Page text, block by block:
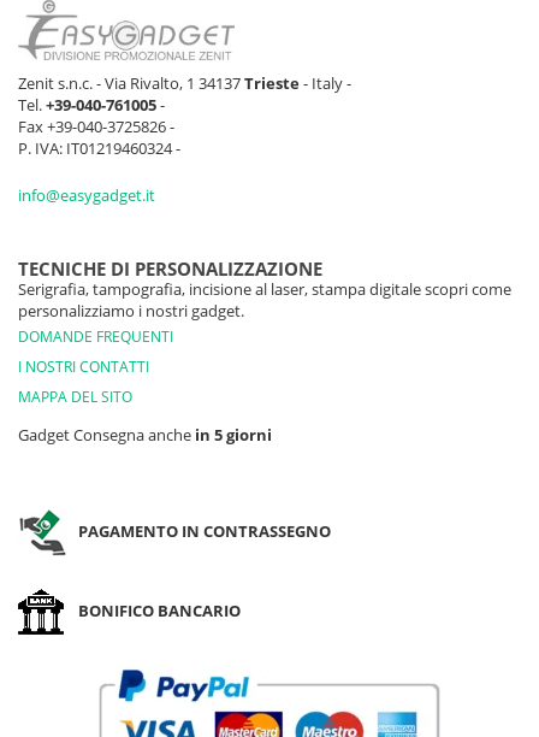
Zenit s.n.c. - Via Rivalto, 1 34137Trieste- Italy -
Tel.+39-040-761005-
Fax +39-040-3725826 -
P. IVA: IT01219460324 -
info@easygadget.it
TECNICHE DI PERSONALIZZAZIONE
Serigrafia, tampografia, incisione al laser, stampa digitale scopri come
personalizziamo i nostri gadget.
DOMANDE FREQUENTI
I NOSTRI CONTATTI
MAPPA DEL SITO
Gadget Consegna anche in 5 giorni
PAGAMENTO IN CONTRASSEGNO
BONIFICO BANCARIO